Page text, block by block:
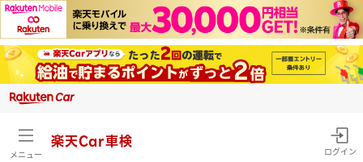
メニュー
楽天Car車検
ログイン